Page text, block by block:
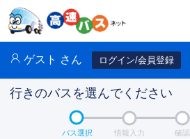
ゲスト さん ログイン/会員登録
行きのバスを選んでください
バス選択 情報入力 確認